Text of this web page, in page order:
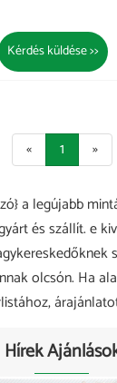
Kérdés küldése >>
« 1 »
a legújabb
és szállít. e
olcsón. Ha
Hírek